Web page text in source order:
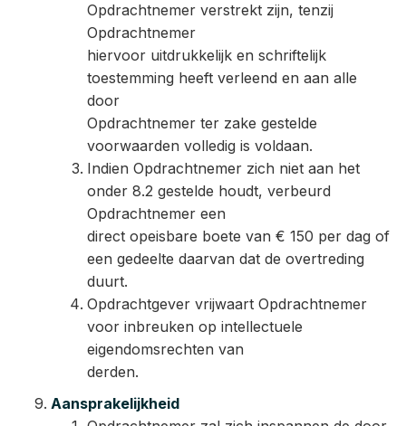
Opdrachtnemer verstrekt zijn, tenzij
Opdrachtnemer
hiervoor uitdrukkelijk en schriftelijk
toestemming heeft verleend en aan alle
door
Opdrachtnemer ter zake gestelde
voorwaarden volledig is voldaan.
Indien Opdrachtnemer zich niet aan het
onder 8.2 gestelde houdt, verbeurd
Opdrachtnemer een
direct opeisbare boete van € 150 per dag of
een gedeelte daarvan dat de overtreding
duurt.
Opdrachtgever vrijwaart Opdrachtnemer
voor inbreuken op intellectuele
eigendomsrechten van
derden.
Aansprakelijkheid